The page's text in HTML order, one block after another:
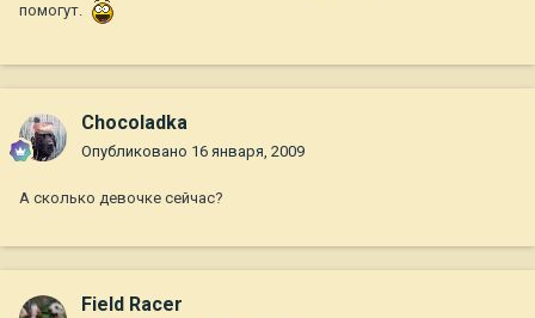
помогут.
Chocoladka
Опубликовано 16 января, 2009
А сколько девочке сейчас?
Field Racer